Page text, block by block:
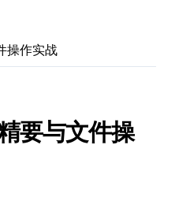
操作实战
要与文件操